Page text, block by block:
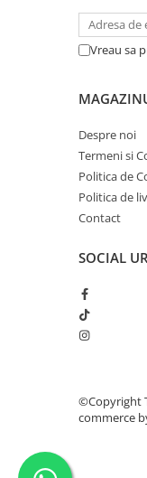
Vreau sa
Despre noi
Termeni si
Politica de
Politica de
Contact
SOCIAL
©Copyright
commerce